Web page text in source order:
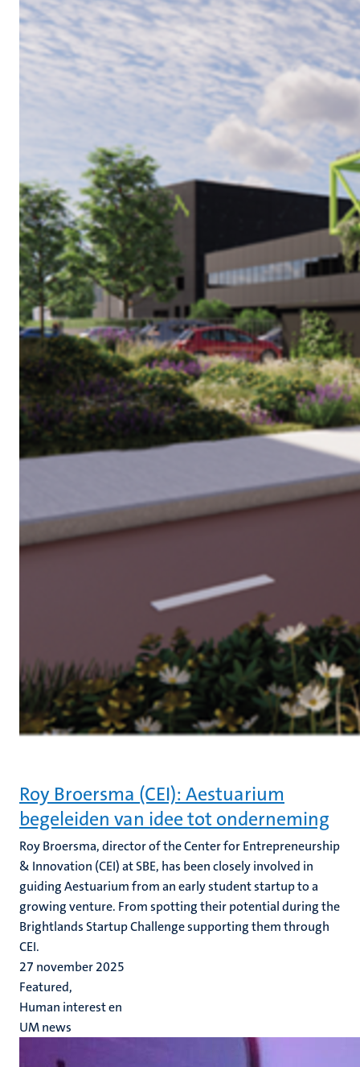
Roy Broersma (CEI): Aestuarium
begeleiden van idee tot onderneming
Roy Broersma, director of the Center for Entrepreneurship
& Innovation (CEI) at SBE, has been closely involved in
guiding Aestuarium from an early student startup to a
growing venture. From spotting their potential during the
Brightlands Startup Challenge supporting them through
CEI.
27 november 2025
Featured,
Human interest en
UM news